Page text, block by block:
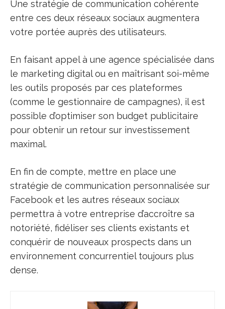
Une stratégie de communication cohérente
entre ces deux réseaux sociaux augmentera
votre portée auprès des utilisateurs.
En faisant appel à une agence spécialisée dans
le marketing digital ou en maîtrisant soi-même
les outils proposés par ces plateformes
(comme le gestionnaire de campagnes), il est
possible d’optimiser son budget publicitaire
pour obtenir un retour sur investissement
maximal.
En fin de compte, mettre en place une
stratégie de communication personnalisée sur
Facebook et les autres réseaux sociaux
permettra à votre entreprise d’accroître sa
notoriété, fidéliser ses clients existants et
conquérir de nouveaux prospects dans un
environnement concurrentiel toujours plus
dense.